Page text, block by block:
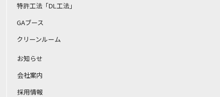
特許工法「DL工法」
GAブース
クリーンルーム
お知らせ
会社案内
採用情報